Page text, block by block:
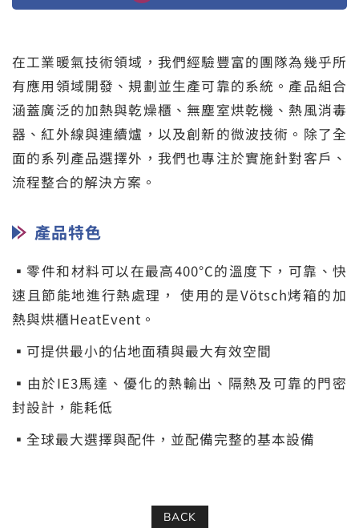
在工業暖氣技術領域，我們經驗豐富的團隊為幾乎所
有應用領域開發、規劃並生產可靠的系統。產品組合
涵蓋廣泛的加熱與乾燥櫃、無塵室烘乾機、熱風消毒
器、紅外線與連續爐，以及創新的微波技術。除了全
面的系列產品選擇外，我們也專注於實施針對客戶、
流程整合的解決方案。
產品特色
▪零件和材料可以在最高400°C的溫度下，可靠、快
速且節能地進行熱處理， 使用的是Vötsch烤箱的加
熱與烘櫃HeatEvent。
▪可提供最小的佔地面積與最大有效空間
▪由於IE3馬達、優化的熱輸出、隔熱及可靠的門密
封設計，能耗低
▪全球最大選擇與配件，並配備完整的基本設備
BACK